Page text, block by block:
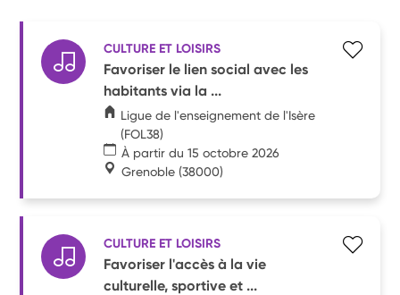
CULTURE ET LOISIRS
Favoriser le lien social avec les
habitants via la ...
Ligue de l'enseignement de l'Isère
(FOL38)
À partir du 15 octobre 2026
Grenoble (38000)
CULTURE ET LOISIRS
Favoriser l'accès à la vie
culturelle, sportive et ...